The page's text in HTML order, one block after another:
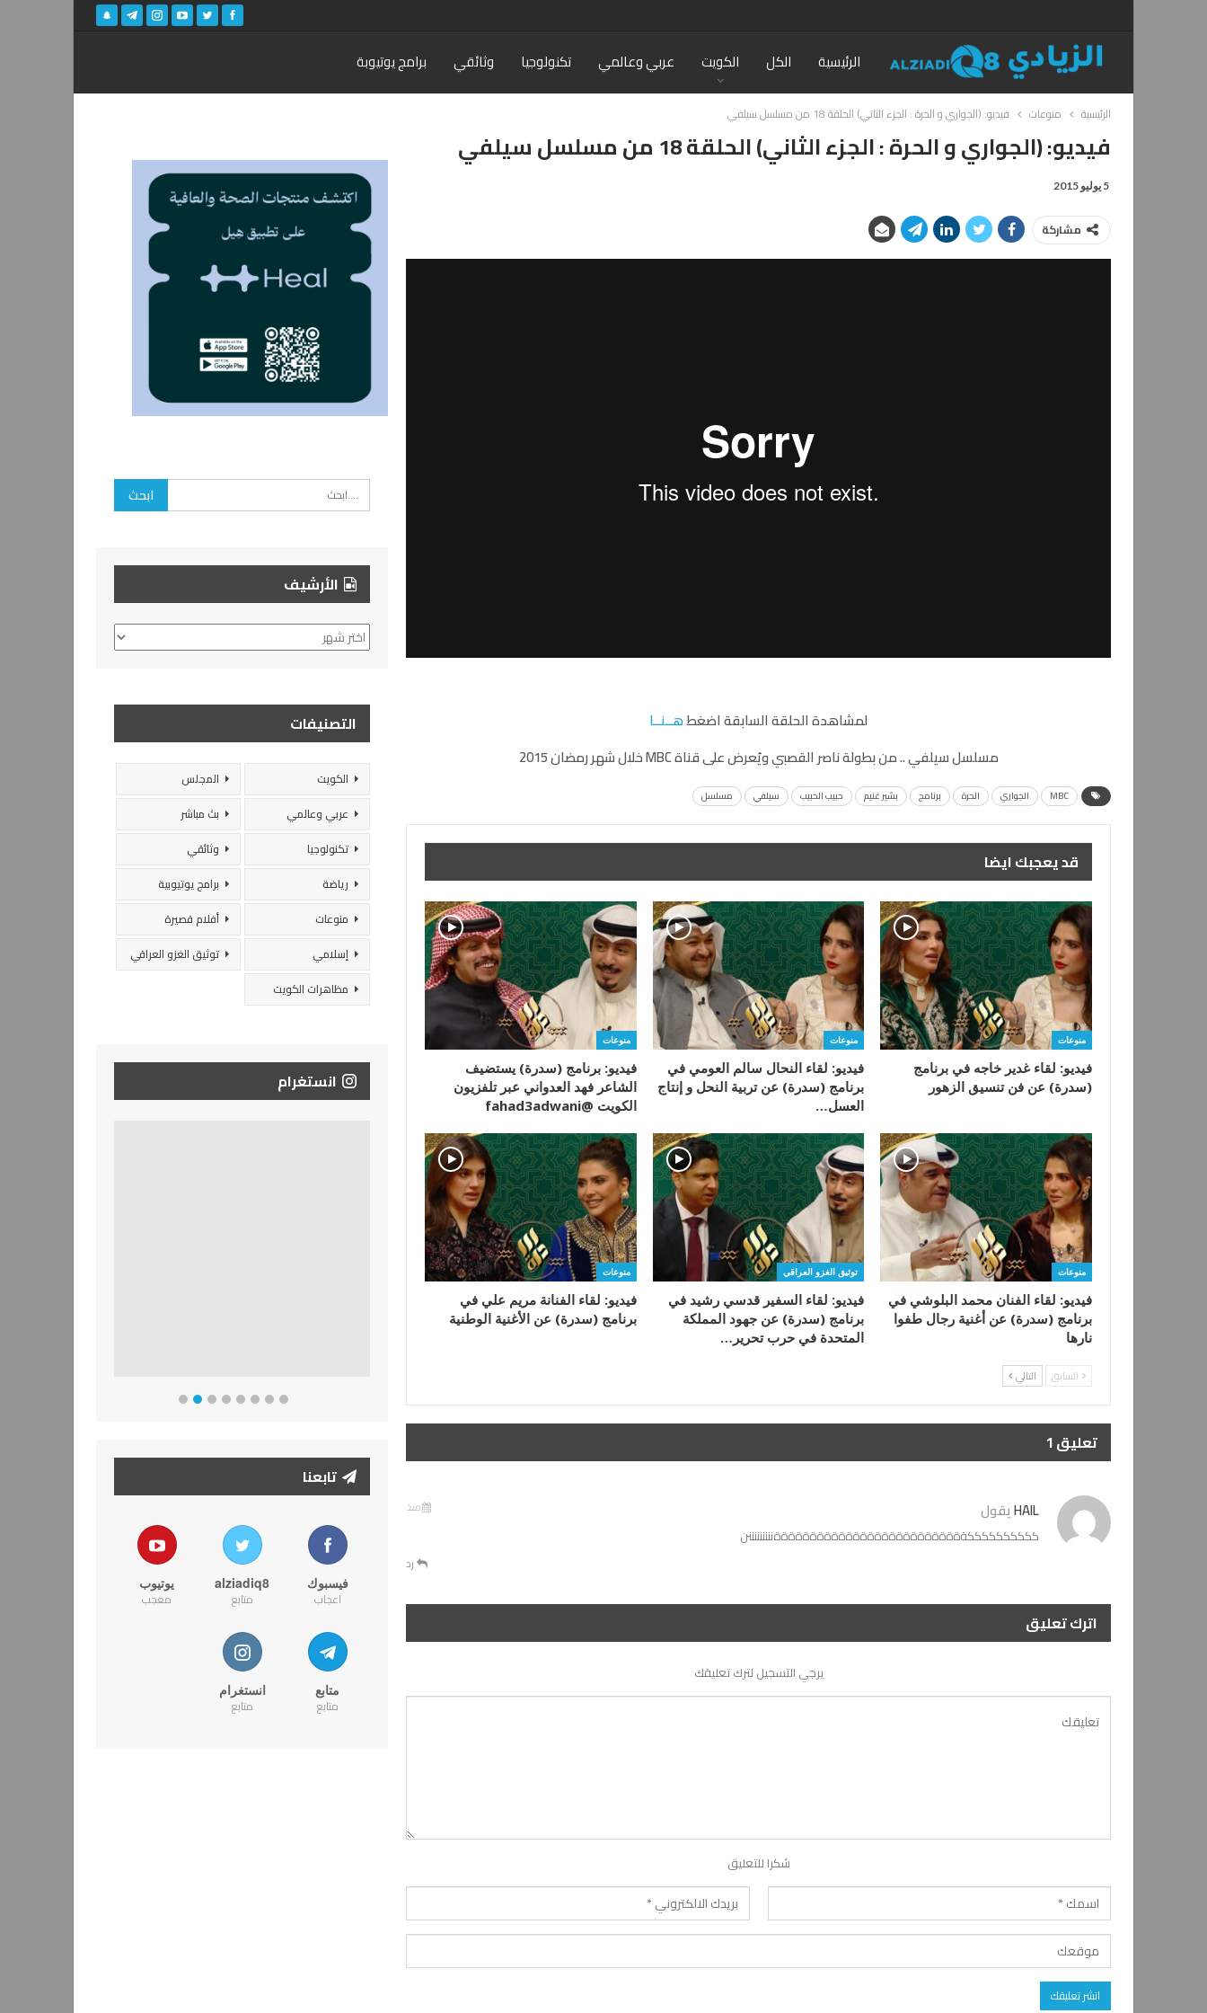
الرئيسية الكل الكويت عربي وعالمي تكنولوجيا وثائقي برامج يوتيوبة
الرئيسية منوعات فيديو: (الجواري و الحرة : الجزء الثاني) الحلقة 18 من مسلسل سيلفي
فيديو: (الجواري و الحرة : الجزء الثاني) الحلقة 18 من مسلسل سيلفي
5 يوليو 2015
مشاركة
لمشاهدة الحلقة السابقة اضغطهــنــا
مسلسل سيلفي .. من بطولة ناصر القصبي ويُعرض على قناة MBC خلال شهر رمضان 2015
MBC الجواري الحرة برنامج بشير غنيم حبيب الحبيب سيلفي مسلسل
قد يعجبك ايضا
منوعات
فيديو: لقاء غدير خاجه في برنامج
(سدرة) عن فن تنسيق الزهور
منوعات
فيديو: لقاء النحال سالم العومي في
برنامج (سدرة) عن تربية النحل و إنتاج
العسل…
منوعات
فيديو: برنامج (سدرة) يستضيف
الشاعر فهد العدواني عبر تلفزيون
الكويت @fahad3adwani
منوعات
فيديو: لقاء الفنان محمد البلوشي في
برنامج (سدرة) عن أغنية رجال طفوا
نارها
توثيق الغزو العراقي
فيديو: لقاء السفير قدسي رشيد في
برنامج (سدرة) عن جهود المملكة
المتحدة في حرب تحرير…
منوعات
فيديو: لقاء الفنانة مريم علي في
برنامج (سدرة) عن الأغنية الوطنية
السابق التالي
تعليق 1
HAILيقول منذ
ككككككككككةةةةةةةةةةةةةةةةةةةةةةةةةةةنننننننننن
رد
اترك تعليق
يرجي التسجيل لترك تعليقك
شكرا للتعليق
الأرشيف
الأرشيف
التصنيفات
الكويت
المجلس
عربي وعالمي
بث مباشر
تكنولوجيا
وثائقي
رياضة
برامج يوتيوبية
منوعات
أفلام قصيرة
إسلامي
توثيق الغزو العراقي
مظاهرات الكويت
انستغرام
تابعنا
فيسبوك
اعجاب
alziadiq8
متابع
يوتيوب
معجب
متابع
متابع
انستغرام
متابع